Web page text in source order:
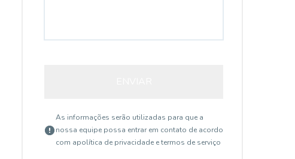
As informações serão utilizadas para que a
nossa equipe possa entrar em contato de acordo
com apolítica de privacidade e termos de serviço